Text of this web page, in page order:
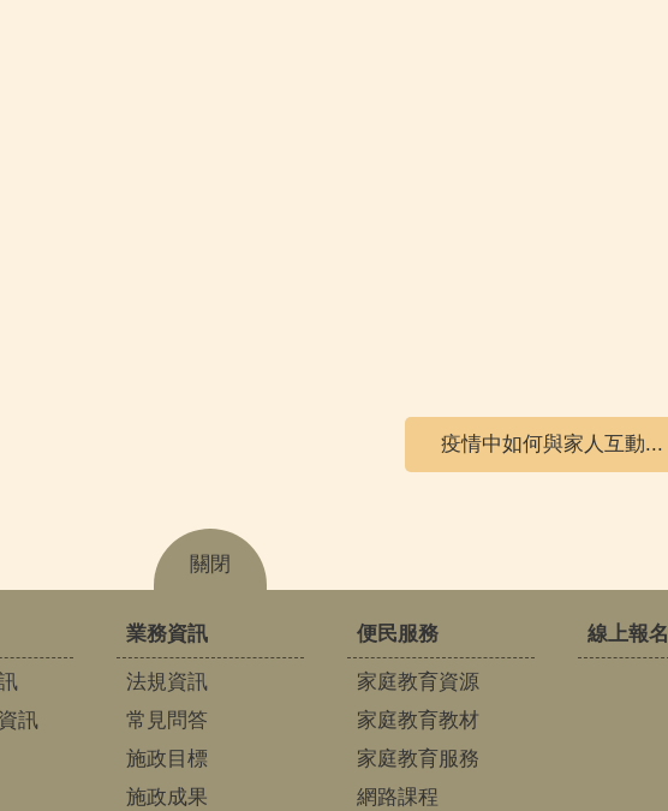
疫情中如何與家人互動...
關閉
訊
業務資訊
法規資訊
常見問答
施政目標
施政成果
便民服務
家庭教育資源
家庭教育教材
家庭教育服務
網路課程
線上報名